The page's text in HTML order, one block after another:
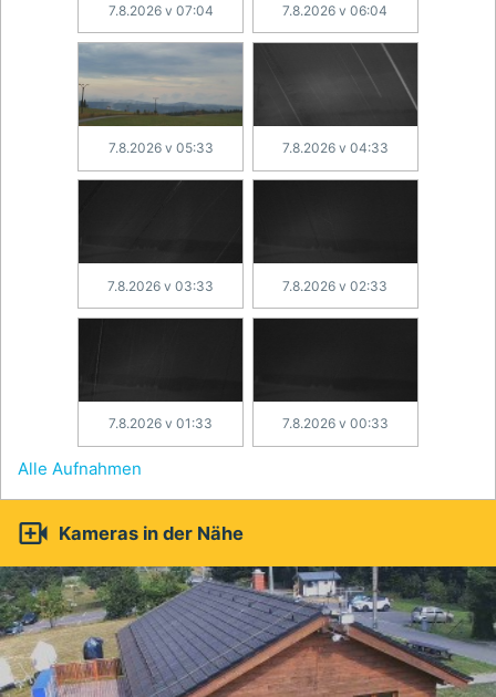
7.8.2026 v 07:04 7.8.2026 v 06:04
7.8.2026 v 05:33 7.8.2026 v 04:33
7.8.2026 v 03:33 7.8.2026 v 02:33
7.8.2026 v 01:33 7.8.2026 v 00:33
Alle Aufnahmen
 Kameras in der Nähe